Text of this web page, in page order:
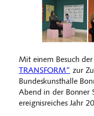
Mit einem Besuch
TRANSFORM“ zur
Bundeskunsthalle
Abend in der Bonner
ereignisreiches Jahr